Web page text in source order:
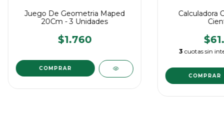
Juego De Geometria Maped
20Cm - 3 Unidades
$1.760
Calculadora
3 cuotas sin